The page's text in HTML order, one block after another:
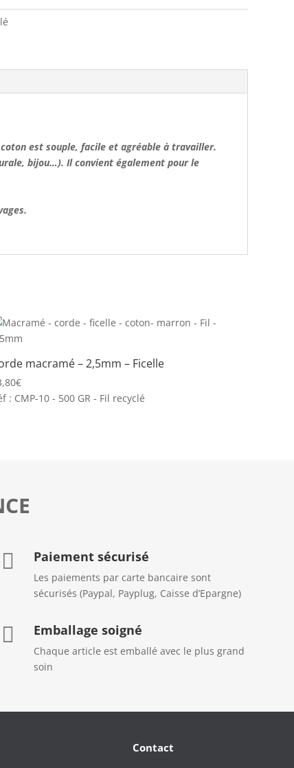
est souple, facile et agréable à travailler.
bijou…). Il convient également pour le
macramé – 2,5mm – Ficelle
€
: CMP-10 - 500 GR - Fil recyclé
 Paiement sécurisé
Les paiements par carte bancaire sont
sécurisés (Paypal, Payplug, Caisse d’Epargne)
 Emballage soigné
Chaque article est emballé avec le plus grand
soin
Contact